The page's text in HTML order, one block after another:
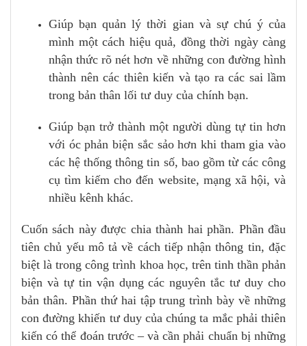
Giúp bạn quản lý thời gian và sự chú ý của
mình một cách hiệu quả, đồng thời ngày càng
nhận thức rõ nét hơn về những con đường hình
thành nên các thiên kiến và tạo ra các sai lầm
trong bản thân lối tư duy của chính bạn.
Giúp bạn trở thành một người dùng tự tin hơn
với óc phản biện sắc sảo hơn khi tham gia vào
các hệ thống thông tin số, bao gồm từ các công
cụ tìm kiếm cho đến website, mạng xã hội, và
nhiều kênh khác.
Cuốn sách này được chia thành hai phần. Phần đầu
tiên chủ yếu mô tả về cách tiếp nhận thông tin, đặc
biệt là trong công trình khoa học, trên tinh thần phản
biện và tự tin vận dụng các nguyên tắc tư duy cho
bản thân. Phần thứ hai tập trung trình bày về những
con đường khiến tư duy của chúng ta mắc phải thiên
kiến có thể đoán trước – và cần phải chuẩn bị những